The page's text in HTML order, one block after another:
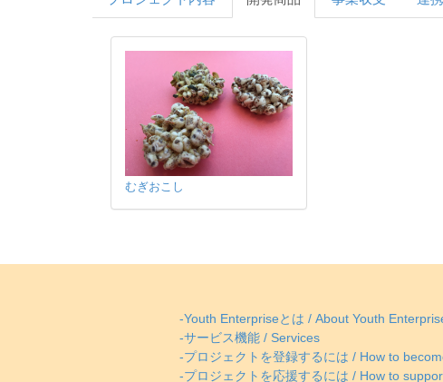
むぎおこし
-Youth Enterpriseとは / About Youth
-サービス機能 / Services
-プロジェクトを登録するには / How to
-プロジェクトを応援するには / How to